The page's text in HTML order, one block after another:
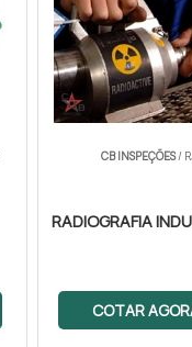
CB INSPEÇÕES/
RADIOGRAFIA
COTAR